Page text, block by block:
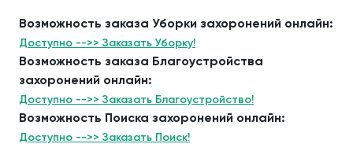
Возможность заказа Уборки захоронений онлайн:
Доступно -->> Заказать Уборку!
Возможность заказа Благоустройства
захоронений онлайн:
Доступно -->> Заказать Благоустройство!
Возможность Поиска захоронений онлайн:
Доступно -->> Заказать Поиск!